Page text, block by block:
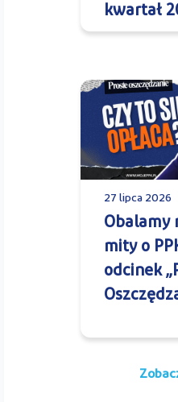
kwartał
27 lipca 2026
Obalamy
mity o
odcinek